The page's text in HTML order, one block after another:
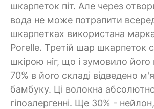
шкарпеток піт. Але через
вода не може потрапити
шкарпетках використана
Porelle. Третій шар шкарпеток
шкірою ніг, що і зумовило його
70% в його складі відведено
бамбуку. Ці волокна
гіпоалергенні. Ще 30% -